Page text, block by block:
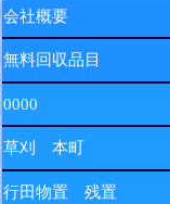
会社概要
無料回収品目
0000
草刈 本町
行田物置 残置